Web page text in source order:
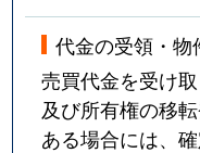
代金の受領・物
売買代金を受け
及び所有権の移
ある場合には、